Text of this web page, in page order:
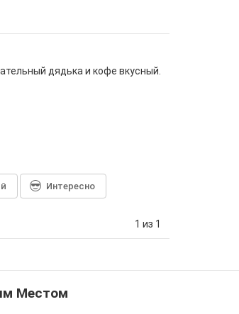
дядька и кофе вкусный.
Интересно
1 из 1
Местом